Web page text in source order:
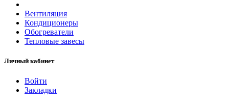
Вентиляция
Кондиционеры
Обогреватели
Тепловые завесы
Личный кабинет
Войти
Закладки